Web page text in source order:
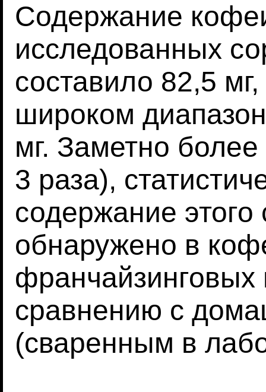
Содержание
исследованных
составило 82,5
широком
мг. Заметно
3 раза),
содержание
обнаружено в
франчайзинговых
сравнению с
(сваренным в